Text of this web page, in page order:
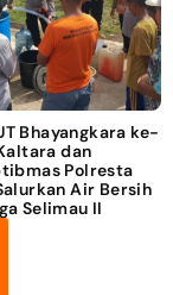
Bhayangkara ke-
dan
Polresta
Air Bersih
Selimau II